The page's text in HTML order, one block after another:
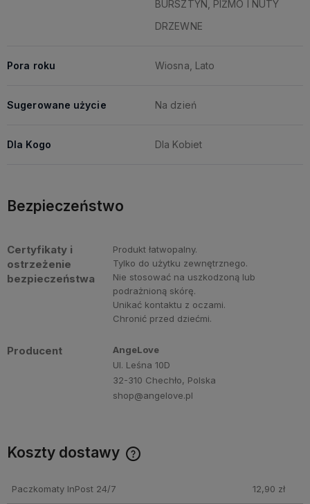
BURSZTYN, PIŻMO I NUTY
DRZEWNE
Pora roku Wiosna, Lato
Sugerowane użycie Na dzień
Dla Kogo Dla Kobiet
Bezpieczeństwo
Certyfikaty i
ostrzeżenie
bezpieczeństwa
Produkt łatwopalny.
Tylko do użytku zewnętrznego.
Nie stosować na uszkodzoną lub
podrażnioną skórę.
Unikać kontaktu z oczami.
Chronić przed dziećmi.
Producent
AngeLove
Ul. Leśna 10D
32-310 Chechło, Polska
shop@angelove.pl
Koszty dostawy
Paczkomaty InPost 24/7
12,90 zł